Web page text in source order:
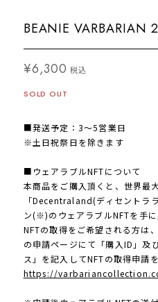
BEANIE VARBARIAN
¥6,300 税込
SOLD OUT
■発送予定：3〜5営業日
※土日祝祭日を除きます
■ウェアラブルNFTについて
本商品をご購入頂くと、世界最
「Decentraland(ディセントラ
ン(※)のウェアラブルNFTを手に
NFTの取得をご希望される方は
の申請ページにて「購入ID」及
ス」を記入してNFTの取得申請
https://